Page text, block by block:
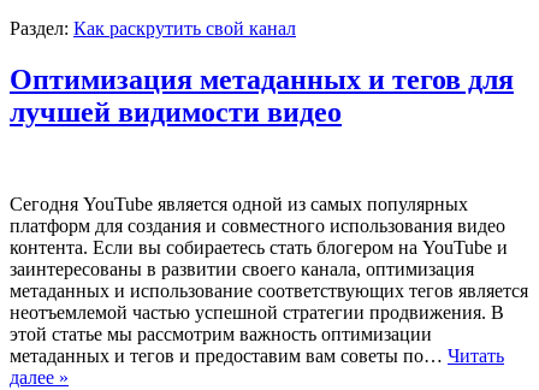
Раздел: Как раскрутить свой канал
Оптимизация метаданных и тегов для
лучшей видимости видео
Сегодня YouTube является одной из самых популярных
платформ для создания и совместного использования видео
контента. Если вы собираетесь стать блогером на YouTube и
заинтересованы в развитии своего канала, оптимизация
метаданных и использование соответствующих тегов является
неотъемлемой частью успешной стратегии продвижения. В
этой статье мы рассмотрим важность оптимизации
метаданных и тегов и предоставим вам советы по… Читать
далее »